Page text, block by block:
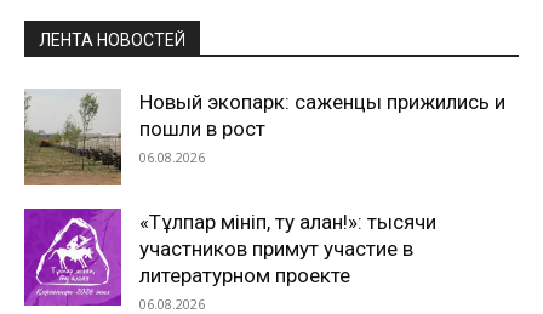
ЛЕНТА НОВОСТЕЙ
Новый экопарк: саженцы прижились и
пошли в рост
06.08.2026
«Тұлпар мініп, ту алған!»: тысячи
участников примут участие в
литературном проекте
06.08.2026